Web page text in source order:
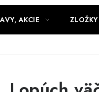
AKCIE ZLOŽKY